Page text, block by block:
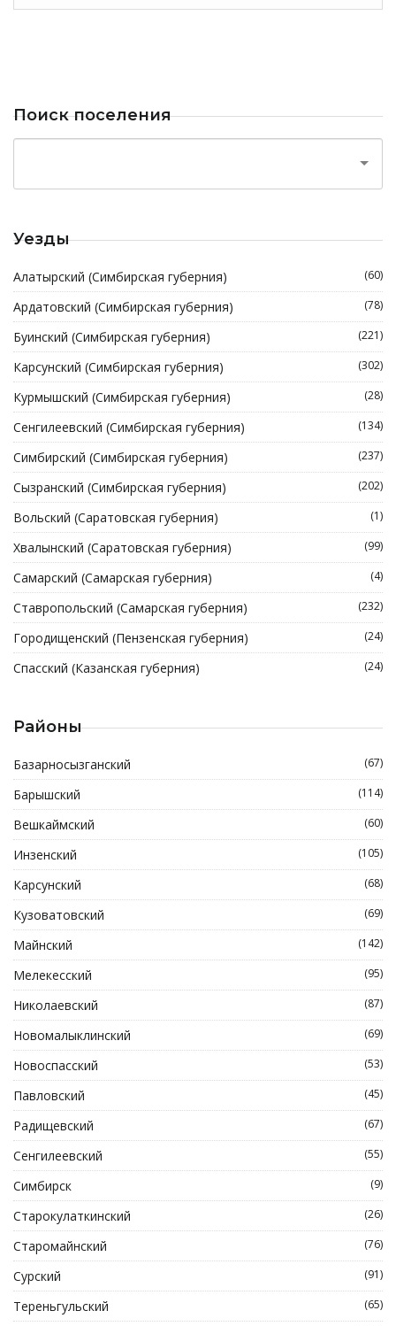
Поиск поселения
Уезды
Алатырский (Симбирская губерния) (60)
Ардатовский (Симбирская губерния) (78)
Буинский (Симбирская губерния) (221)
Карсунский (Симбирская губерния) (302)
Курмышский (Симбирская губерния) (28)
Сенгилеевский (Симбирская губерния) (134)
Симбирский (Симбирская губерния) (237)
Сызранский (Симбирская губерния) (202)
Вольский (Саратовская губерния) (1)
Хвалынский (Саратовская губерния) (99)
Самарский (Самарская губерния) (4)
Ставропольский (Самарская губерния) (232)
Городищенский (Пензенская губерния) (24)
Спасский (Казанская губерния) (24)
Районы
Базарносызганский (67)
Барышский (114)
Вешкаймский (60)
Инзенский (105)
Карсунский (68)
Кузоватовский (69)
Майнский (142)
Мелекесский (95)
Николаевский (87)
Новомалыклинский (69)
Новоспасский (53)
Павловский (45)
Радищевский (67)
Сенгилеевский (55)
Симбирск (9)
Старокулаткинский (26)
Старомайнский (76)
Сурский (91)
Тереньгульский (65)